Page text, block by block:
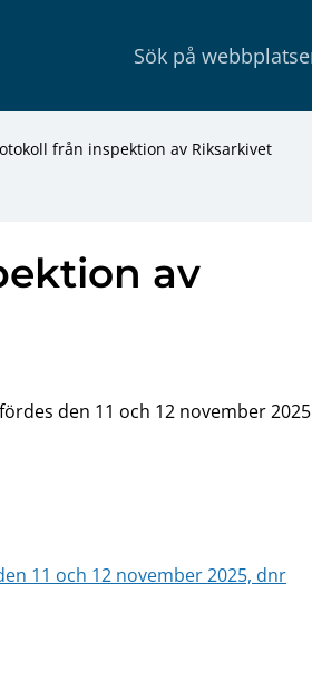
från inspektion av Riksarkivet
av
den 11 och 12 november 2025
11 och 12 november 2025, dnr